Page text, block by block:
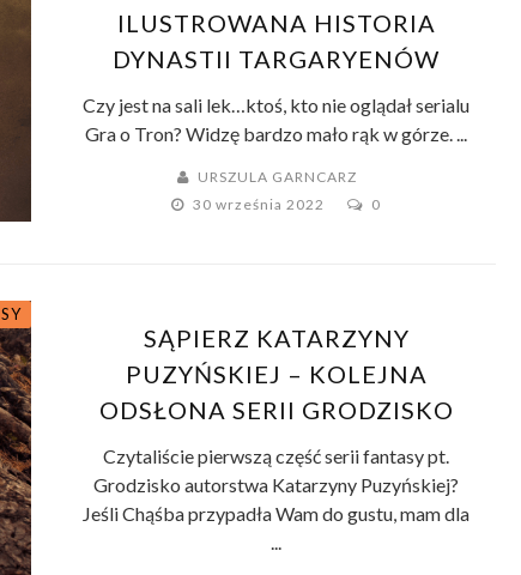
ILUSTROWANA HISTORIA
DYNASTII TARGARYENÓW
Czy jest na sali lek…ktoś, kto nie oglądał serialu
Gra o Tron? Widzę bardzo mało rąk w górze. ...
URSZULA GARNCARZ
30 września 2022
0
SĄPIERZ KATARZYNY
PUZYŃSKIEJ – KOLEJNA
ODSŁONA SERII GRODZISKO
Czytaliście pierwszą część serii fantasy pt.
Grodzisko autorstwa Katarzyny Puzyńskiej?
Jeśli Chąśba przypadła Wam do gustu, mam dla
...